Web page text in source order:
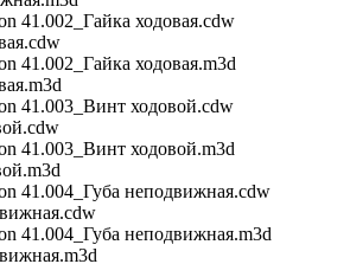
41.002_Гайка ходовая.cdw
41.002_Гайка ходовая.m3d
41.003_Винт ходовой.cdw
41.003_Винт ходовой.m3d
41.004_Губа неподвижная.cdw
41.004_Губа неподвижная.m3d